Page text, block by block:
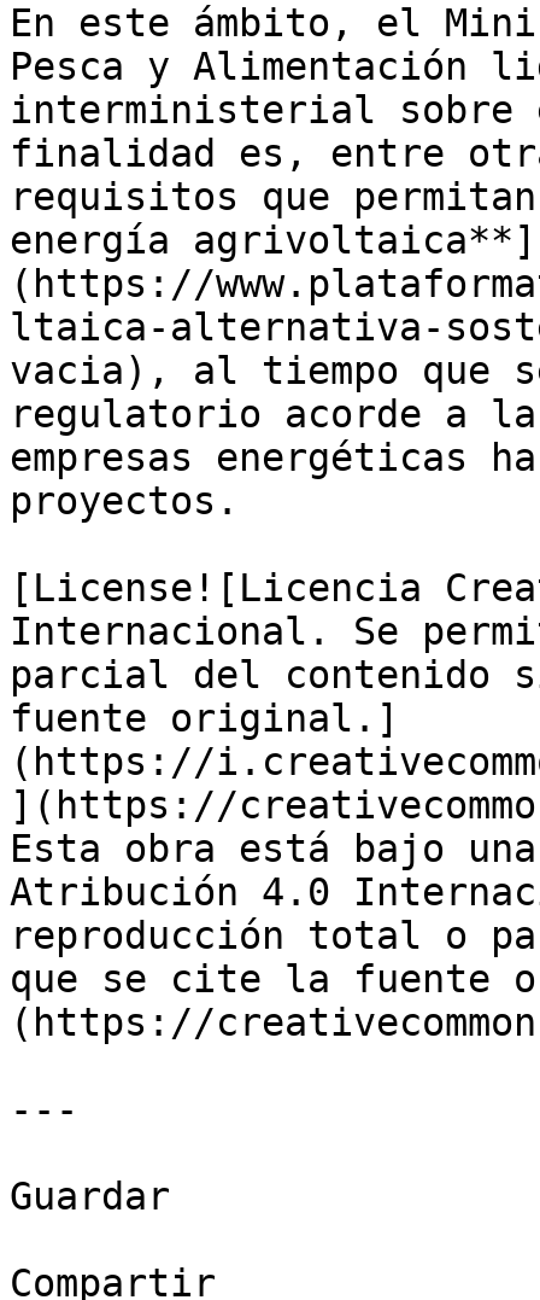
En este ámbito, el
Pesca y Alimentación
interministerial sobre
finalidad es, entre
requisitos que
energía agrivoltaica**]
(https://
ltaica-alternativa-
vacia), al tiempo que
regulatorio acorde a
empresas energéticas
proyectos.
[License![Licencia
Internacional. Se
parcial del contenido
fuente original.]
(https://
](https://
Esta obra está bajo
Atribución 4.0
reproducción total o
que se cite la fuente
(https://
---
Guardar
Compartir